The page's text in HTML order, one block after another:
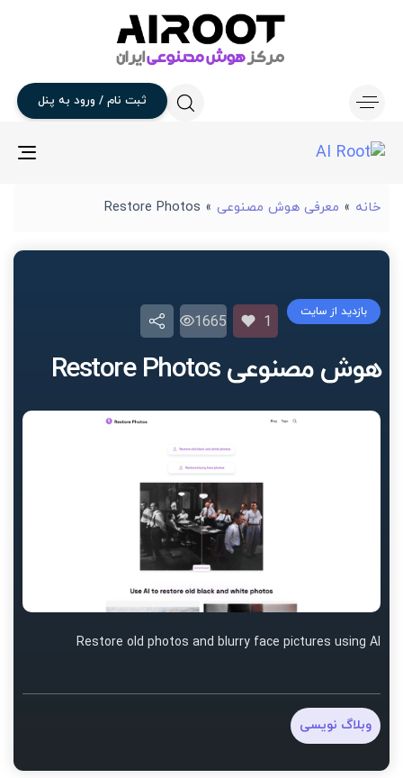
ثبت نام / ورود به پنل
خانه » معرفی هوش مصنوعی »
Restore Photos
هوش مصنوعی Restore Photos
بازدید از سایت
1
1665
Restore old photos and blurry face pictures using AI
وبلاگ نویسی